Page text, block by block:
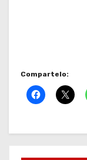
Compartelo: